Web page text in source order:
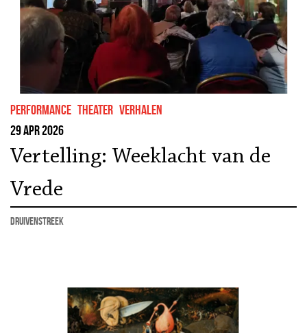
performance theater Verhalen
29 apr 2026
Vertelling: Weeklacht van de
Vrede
Druivenstreek